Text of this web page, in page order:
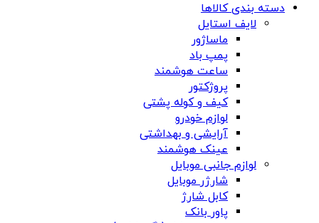
دسته بندی کالاها
لایف استایل
ماساژور
پمپ باد
ساعت هوشمند
پروژکتور
کیف و کوله پشتی
لوازم خودرو
آرایشی و بهداشتی
عینک هوشمند
لوازم جانبی موبایل
شارژر موبایل
کابل شارژ
پاور بانک